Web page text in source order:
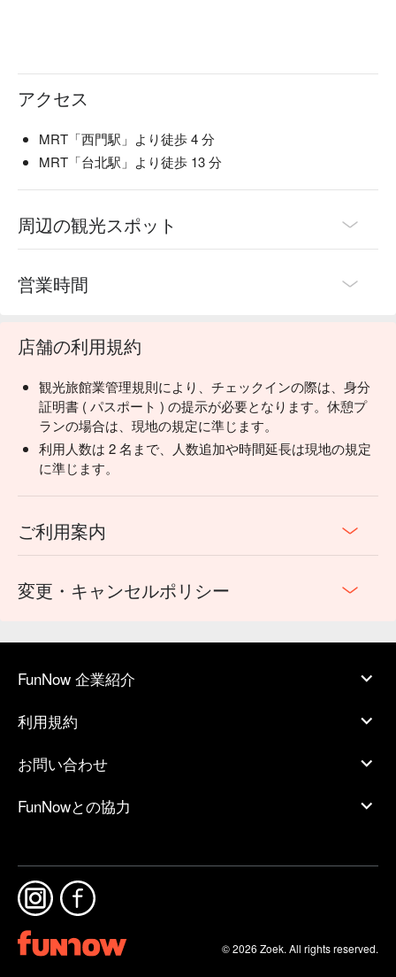
アクセス
MRT「西門駅」より徒歩 4 分
MRT「台北駅」より徒歩 13 分
周辺の観光スポット
営業時間
店舗の利用規約
観光旅館業管理規則により、チェックインの際は、身分
証明書 ( パスポート ) の提示が必要となります。休憩プ
ランの場合は、現地の規定に準じます。
利用人数は 2 名まで、人数追加や時間延長は現地の規定
に準じます。
ご利用案内
変更・キャンセルポリシー
FunNow 企業紹介
利用規約
お問い合わせ
FunNowとの協力
© 2026 Zoek. All rights reserved.